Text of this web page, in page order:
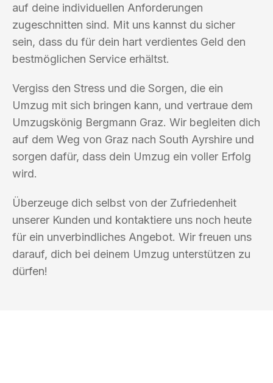
auf deine individuellen Anforderungen
zugeschnitten sind. Mit uns kannst du sicher
sein, dass du für dein hart verdientes Geld den
bestmöglichen Service erhältst.
Vergiss den Stress und die Sorgen, die ein
Umzug mit sich bringen kann, und vertraue dem
Umzugskönig Bergmann Graz. Wir begleiten dich
auf dem Weg von Graz nach South Ayrshire und
sorgen dafür, dass dein Umzug ein voller Erfolg
wird.
Überzeuge dich selbst von der Zufriedenheit
unserer Kunden und kontaktiere uns noch heute
für ein unverbindliches Angebot. Wir freuen uns
darauf, dich bei deinem Umzug unterstützen zu
dürfen!